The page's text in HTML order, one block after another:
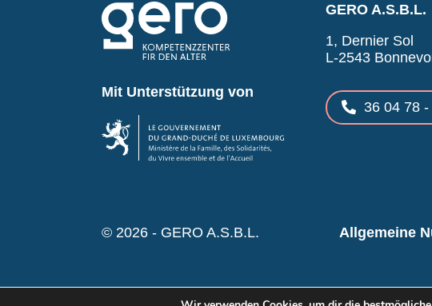
Mit Unterstützung von
GERO A.S.B.L.
1, Dernier Sol
L-2543
36 04 78 -
© 2026 - GERO A.S.B.L. Allgemeine